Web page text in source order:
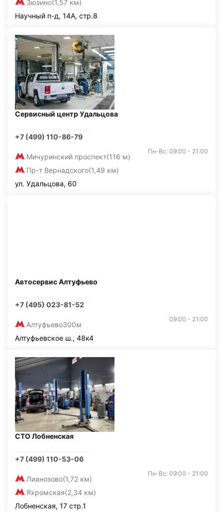
Зюзино(1,57 км)
Научный п-д, 14А, стр.8
Сервисный центр Удальцова
+7 (499) 110-86-79
Мичуринский проспект(116 м)
Пр-т Вернадского(1,49 км)
Пн-Вс: 09:00 - 21:00
ул. Удальцова, 60
Автосервис Алтуфьево
+7 (495) 023-81-52
Алтуфьево300м
09:00 - 21:00
Алтуфьевское ш., 48к4
СТО Лобненская
+7 (499) 110-53-06
Лианозово(1,72 км)
Яхромская(2,34 км)
Пн-Вс: 09:00 - 21:00
Лобненская, 17 стр.1